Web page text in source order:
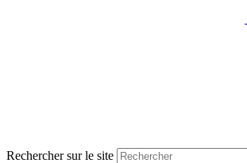
Rechercher sur le site